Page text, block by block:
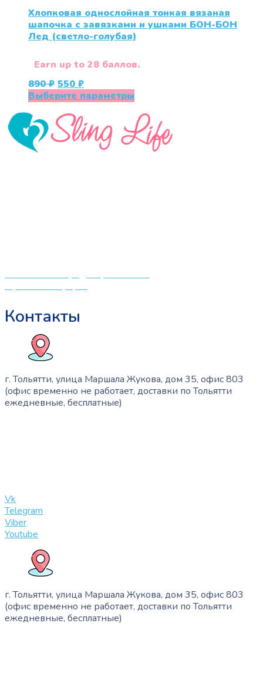
Хлопковая однослойная тонкая вязаная
шапочка с завязками и ушками БОН-БОН
Лед (светло-голубая)
Earn up to 28 баллов.
890₽ Первоначальная
цена
890 ₽.
550₽Текущая
цена:
Выберите параметры
имеет
несколько
вариаций.
Опции
Политика конфиденциальности
Публичная оферта
Контакты
г. Тольятти, улица Маршала Жукова, дом 35, офис 803
(офис временно не работает, доставки по Тольятти
ежедневные, бесплатные)
Vk
Telegram
Viber
Youtube
г. Тольятти, улица Маршала Жукова, дом 35, офис 803
(офис временно не работает, доставки по Тольятти
ежедневные, бесплатные)